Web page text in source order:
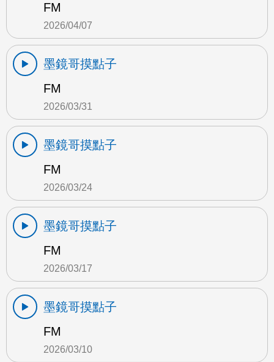
FM
2026/04/07
墨鏡哥摸點子
FM
2026/03/31
墨鏡哥摸點子
FM
2026/03/24
墨鏡哥摸點子
FM
2026/03/17
墨鏡哥摸點子
FM
2026/03/10